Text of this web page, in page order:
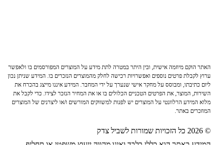
האתר הוקם מיוזמה אישית, ובין היתר במטרה לתת מידע על המוצרים המפורסמים בו ולאפשר
ערוץ לקבלת פרטים נוספים ואפשרויות רכישה לחלק מהמוצרים הנזכרים בו. המידע שניתן נכון
ליום כתיבתו, ומבוסס על מחקר אישי שנערך על ידי המחבר. המידע איננו מייצג בהכרח את
השירות, המוצר, את הפרטים הטכניים הכלולים בו או את המחיר הנזכר לצידו. כדי לקבל את
מלוא המידע הרלוונטי על המוצרים יש לפנות למשווקים המורשים ו/או ליצרנים של המוצרים
המוזכרים באתר.
© 2026 כל הזכויות שמורות לשביל צדק